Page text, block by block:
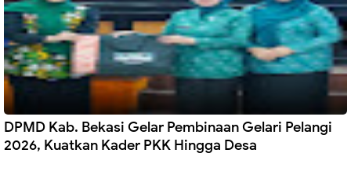
DPMD Kab. Bekasi Gelar Pembinaan Gelari Pelangi
2026, Kuatkan Kader PKK Hingga Desa